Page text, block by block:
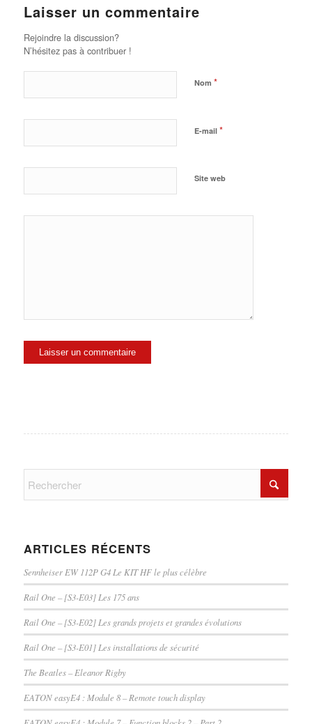
Laisser un commentaire
Rejoindre la discussion?
N’hésitez pas à contribuer !
Nom *
E-mail *
Site web
ARTICLES RÉCENTS
Sennheiser EW 112P G4 Le KIT HF le plus célèbre
Rail One – [S3-E03] Les 175 ans
Rail One – [S3-E02] Les grands projets et grandes évolutions
Rail One – [S3-E01] Les installations de sécurité
The Beatles – Eleanor Rigby
EATON easyE4 : Module 8 – Remote touch display